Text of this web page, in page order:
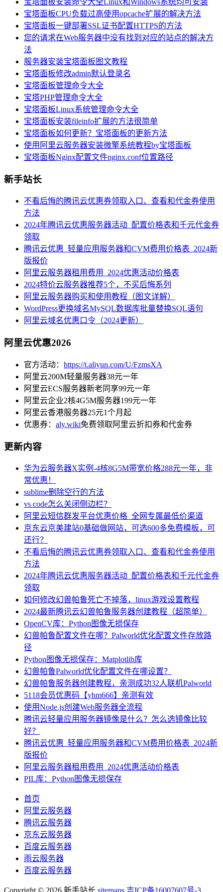
宝塔面板安装命令大全Linux和Windows系统均可安装
宝塔面板CPU负载过高使用opcache扩展的解决方法
宝塔面板一键部署SSL证书配置HTTPS的方法
您的请求在Web服务器中没有找到对应的站点的解决方
法
服务器安装宝塔面板图文教程
宝塔面板修改admin默认登录名
宝塔面板管理命令大全
宝塔PHP管理命令大全
宝塔面板Linux系统管理命令大全
宝塔面板安装fileinfo扩展的方法很简单
宝塔面板如何更新？宝塔面板的更新方法
使用阿里云服务器安装微擎系统教程by宝塔面板
宝塔面板Nginx配置文件nginx.conf位置路径
新手站长
不看后悔的腾讯云优惠券领取入口、查看和代金券使用
方法
2024年腾讯云优惠服务器活动_配置价格表和千元代金券
领取
腾讯云优惠_轻量应用服务器和CVM费用价格表_2024新
版报价
阿里云服务器租用费用_2024优惠活动价格表
2024特价云服务器推荐5个，不买后悔系列
阿里云服务器购买和使用教程（图文详解）
WordPress更换域名MySQL数据库批量替换SQL语句
阿里云域名优惠口令（2024更新）
阿里云优惠2026
官方活动： https://t.aliyun.com/U/FzmsXA
阿里云200M轻量服务器38元一年
阿里云ECS服务器新老同享99元一年
阿里云企业2核4G5M服务器199元一年
阿里云香港服务器25元1个月起
优惠券： aly.wiki免费领取阿里云折扣券和代金券
更新内容
华为云服务器X实例-4核8G5M带宽价格288元一年，非
常优惠！
sublime删除空行的方法
vs code怎么关闭侧边栏？
阿里云短信群发平台优惠价格_全网专属最低价渠道
京东云京美建站0基础做网站，可选600多免费模板，可
还行？
不看后悔的腾讯云优惠券领取入口、查看和代金券使用
方法
2024年腾讯云优惠服务器活动_配置价格表和千元代金券
领取
如何修改幻兽帕鲁死亡不掉落，linux游戏设置教程
2024最新腾讯云幻兽帕鲁服务器创建教程（超简单）
OpenCV库：Python图像无损保存
幻兽帕鲁配置文件在哪？Palworld优化配置文件存放路
径
Python图像无损保存：Matplotlib库
幻兽帕鲁Palworld优化配置文件在哪设置？
幻兽帕鲁服务器创建教程，亲测成功32人联机Palworld
5118会员优惠码【yhm666】亲测有效
使用Node.js创建Web服务器全流程
腾讯云轻量应用服务器镜像是什么？怎么选镜像比较
好？
腾讯云优惠_轻量应用服务器和CVM费用价格表_2024新
版报价
阿里云服务器租用费用_2024优惠活动价格表
PIL库：Python图像无损保存
首页
阿里云服务器
腾讯云服务器
京东云服务器
百度云服务器
雨云服务器
百度云服务器